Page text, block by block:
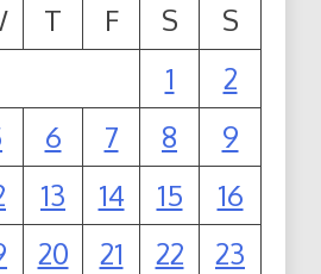
T F S
S
1
2
6 7 8
9
13 14 15
16
20 21 22
23